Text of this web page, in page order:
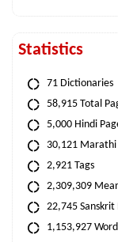
Statistics
71 Dictionaries
58,915 Total
5,000 Hindi
30,121 Marathi
2,921 Tags
2,309,309
22,745 Sanskrit
1,153,927